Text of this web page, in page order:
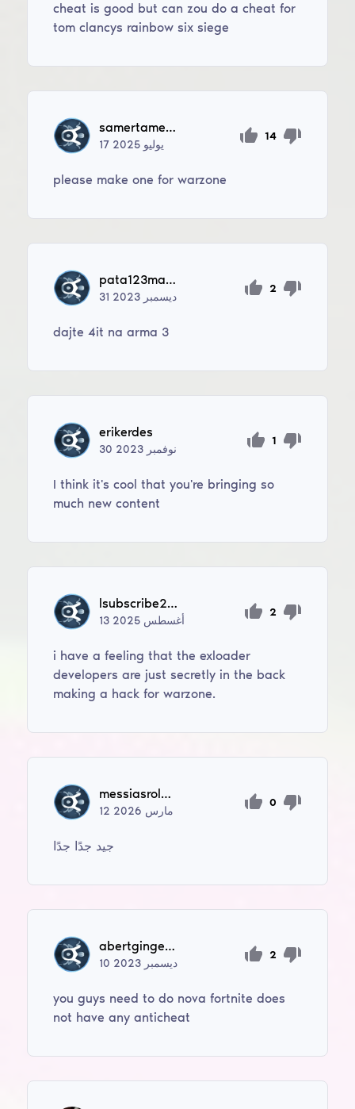
cheat is good but can zou do a cheat for
tom clancys rainbow six siege
samertamer816
17 يوليو
14
please make one for warzone
pata123master
31 ديسمبر
2
dajte 4it na arma 3
erikerdes
30 نوفمبر
1
I think it's cool that you're bringing so
much new content
lsubscribe287
13 أغسطس
2
i have a feeling that the exloader
developers are just secretly in the back
making a hack for warzone.
messiasroldao30072009
12 مارس
0
جيد جدًا جدًا
abertgingerio
10 ديسمبر
2
you guys need to do nova fortnite does
not have any anticheat